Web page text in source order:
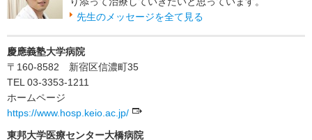
先生のメッセージを全て見る
慶應義塾大学病院
〒160-8582 新宿区信濃町35
TEL 03-3353-1211
ホームページ
https://www.hosp.keio.ac.jp/
東邦大学医療センター大橋病院